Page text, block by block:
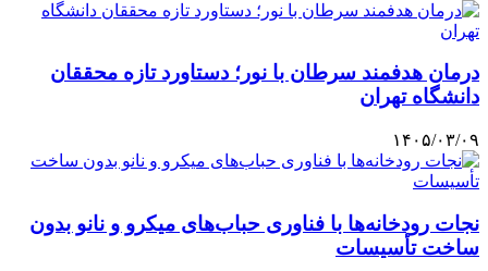
درمان هدفمند سرطان با نور؛ دستاورد تازه محققان
دانشگاه تهران
۱۴۰۵/۰۳/۰۹
نجات رودخانه‌ها با فناوری حباب‌های میکرو و نانو بدون
ساخت تأسیسات